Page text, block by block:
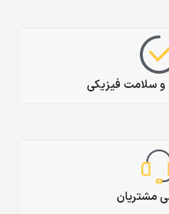
و سلامت فیزیکی
مشتریان